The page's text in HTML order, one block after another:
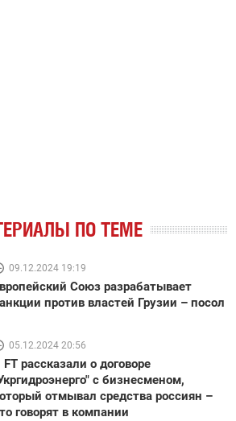
ПО ТЕМЕ
09.12.2024 19:19
Союз разрабатывает
против властей Грузии – посол
05.12.2024 20:56
FT рассказали о договоре
с бизнесменом,
отмывал средства россиян –
говорят в компании